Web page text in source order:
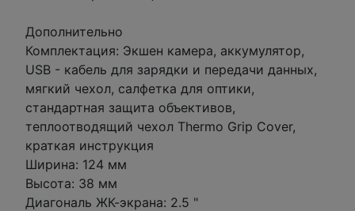
Дополнительно
Комплектация: Экшен камера, аккумулятор,
USB - кабель для зарядки и передачи данных,
мягкий чехол, салфетка для оптики,
стандартная защита объективов,
теплоотводящий чехол Thermo Grip Cover,
краткая инструкция
Ширина: 124 мм
Высота: 38 мм
Диагональ ЖК-экрана: 2.5 "